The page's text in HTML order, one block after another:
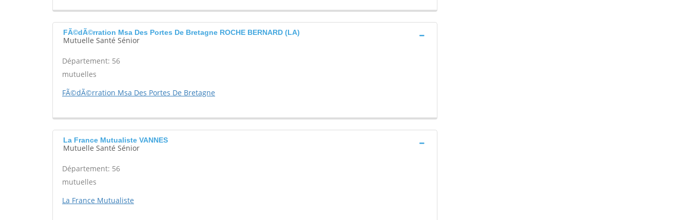
FÃ©dÃ©rration Msa Des Portes De Bretagne ROCHE BERNARD (LA)
Mutuelle Santé Sénior
Département: 56
mutuelles
FÃ©dÃ©rration Msa Des Portes De Bretagne
La France Mutualiste VANNES
Mutuelle Santé Sénior
Département: 56
mutuelles
La France Mutualiste